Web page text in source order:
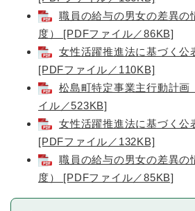
職員の給与の男女の差異の
度） [PDFファイル／86KB]
女性活躍推進法に基づく公
[PDFファイル／110KB]
松島町特定事業主行動計
イル／523KB]
女性活躍推進法に基づく公
[PDFファイル／132KB]
職員の給与の男女の差異の
度） [PDFファイル／85KB]